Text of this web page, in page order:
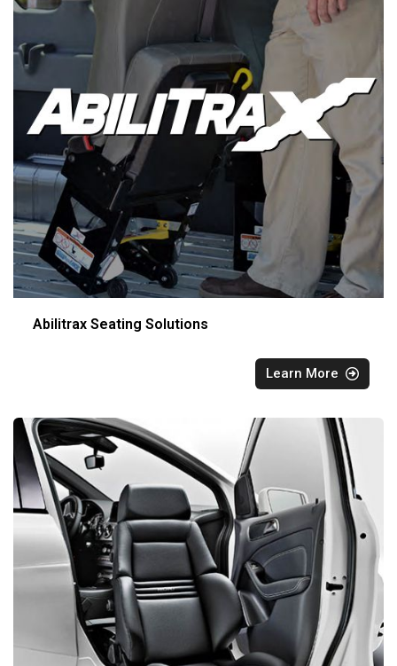
Abilitrax Seating Solutions
Learn More